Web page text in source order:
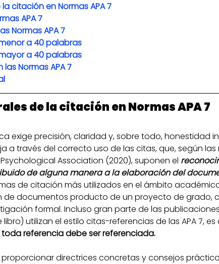
citación en Normas APA 7
APA 7
Normas APA 7
a 40 palabras
a 40 palabras
Normas APA 7
de la citación en Normas APA 7
exige precisión, claridad y, sobre todo, honestidad
a través del correcto uso de las citas, que, según las
Association (2020), suponen el
de alguna manera a la elaboración del
de citación más utilizados en el ámbito
de documentos producto de un proyecto de grado,
formal. Incluso gran parte de las
utilizan el estilo citas-referencias de las APA 7, es
referencia debe ser referenciada.
directrices concretas y consejos